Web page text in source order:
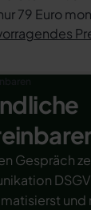
79 Euro
Gespräch